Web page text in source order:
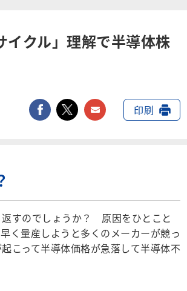
イクル」理解で半導体株
facebook
twitter メールで送る
印刷
すのでしょうか？ 原因をひとこと
く量産しようと多くのメーカーが競っ
こって半導体価格が急落して半導体不